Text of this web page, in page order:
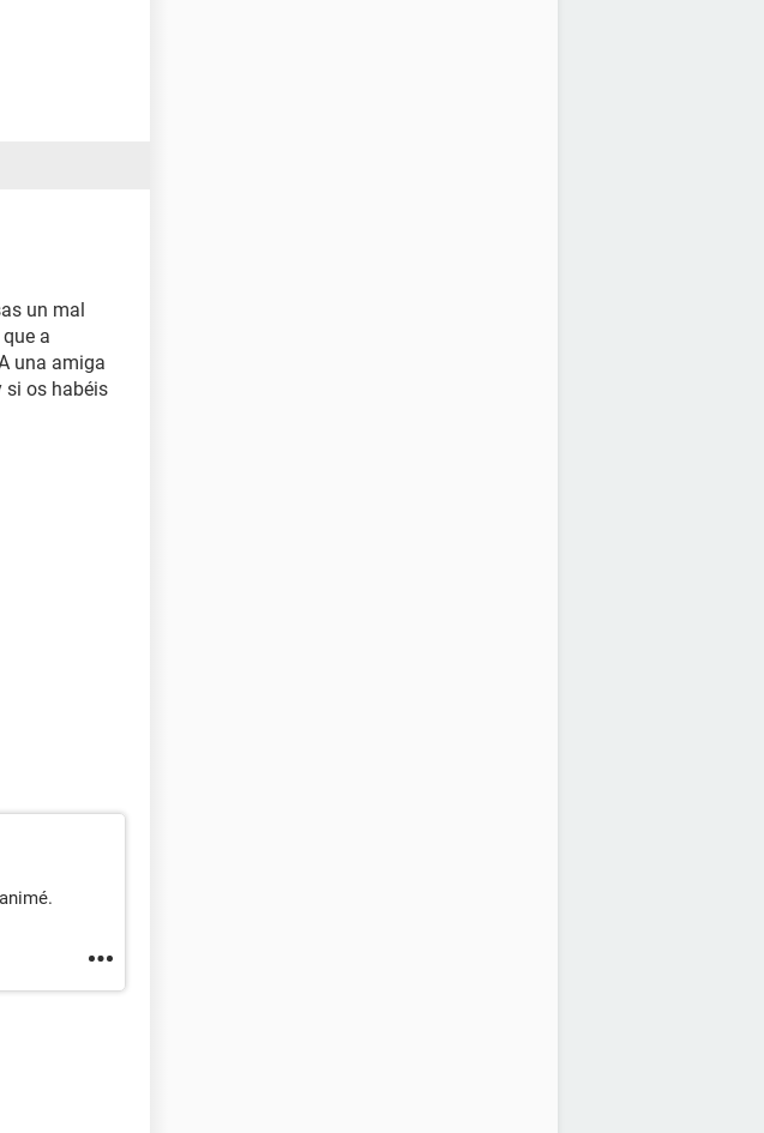
un mal
a
una amiga
si os habéis